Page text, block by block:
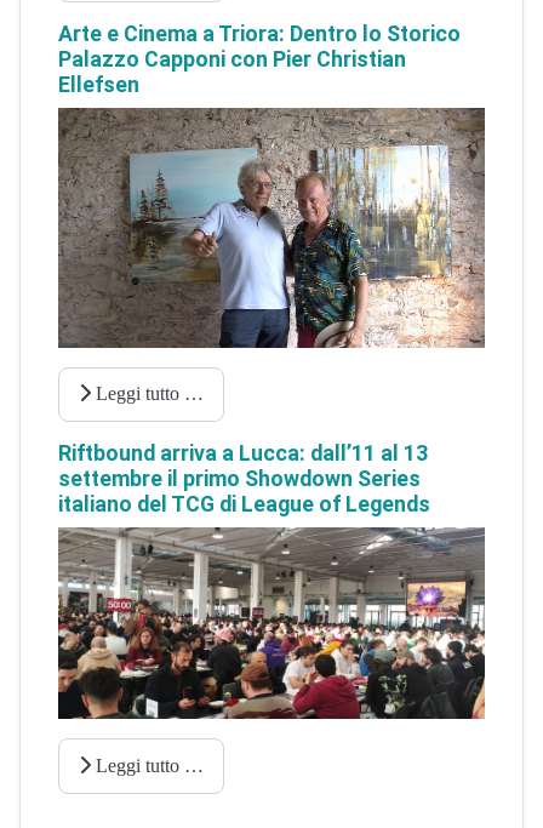
Arte e Cinema a Triora: Dentro lo Storico
Palazzo Capponi con Pier Christian
Ellefsen
Leggi tutto …
Riftbound arriva a Lucca: dall’11 al 13
settembre il primo Showdown Series
italiano del TCG di League of Legends
Leggi tutto …